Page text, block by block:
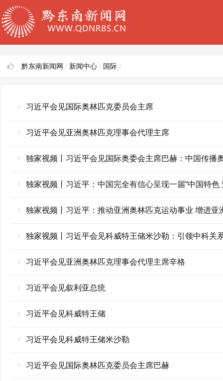
黔东南新闻网 / 新闻中心 / 国际 /
习近平会见国际奥林匹克委员会主席
习近平会见亚洲奥林匹克理事会代理主席
独家视频丨习近平会见国际奥委会主席巴赫：中国传播
独家视频丨习近平：中国完全有信心呈现一届“中国特色
独家视频丨习近平：推动亚洲奥林匹克运动事业 增进亚
独家视频丨习近平会见科威特王储米沙勒：引领中科关
习近平会见亚洲奥林匹克理事会代理主席辛格
习近平会见叙利亚总统
习近平会见科威特王储
习近平会见科威特王储米沙勒
习近平会见国际奥林匹克委员会主席巴赫